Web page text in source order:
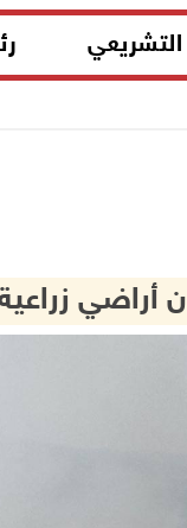
التشريعي
أراضي